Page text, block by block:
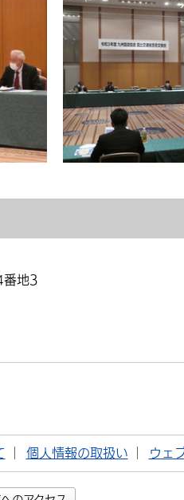
地3
個人情報の取扱い ウェ